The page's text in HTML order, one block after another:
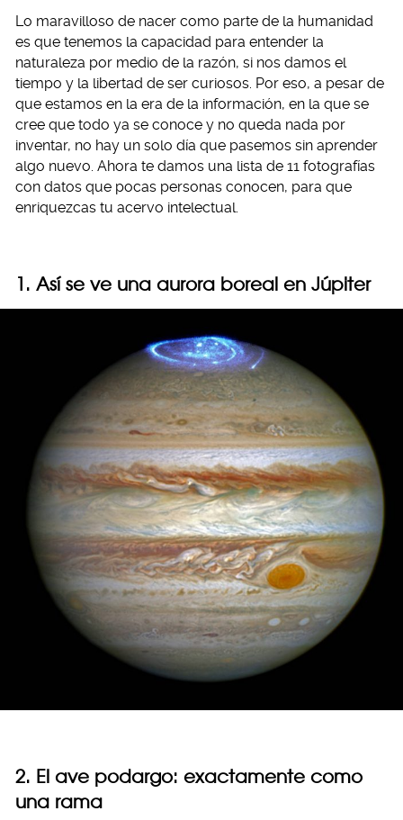
Lo maravilloso de nacer como parte de la humanidad
es que tenemos la capacidad para entender la
naturaleza por medio de la razón, si nos damos el
tiempo y la libertad de ser curiosos. Por eso, a pesar de
que estamos en la era de la información, en la que se
cree que todo ya se conoce y no queda nada por
inventar, no hay un solo día que pasemos sin aprender
algo nuevo. Ahora te damos una lista de 11 fotografías
con datos que pocas personas conocen, para que
enriquezcas tu acervo intelectual.
1. Así se ve una aurora boreal en Júpiter
2. El ave podargo: exactamente como
una rama